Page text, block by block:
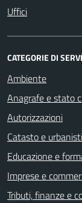
Uffici
CATEGORIE DI
Ambiente
Anagrafe e stato
Autorizzazioni
Catasto e
Educazione e
Imprese e
Tributi, finanze e